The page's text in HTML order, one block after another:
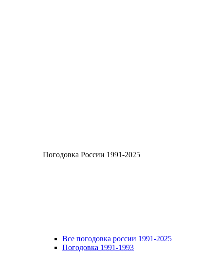
Погодовка России 1991-2025
Все погодовка россии 1991-2025
Погодовка 1991-1993